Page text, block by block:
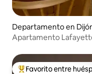
Departamento en
Apartamento
Favorito entre